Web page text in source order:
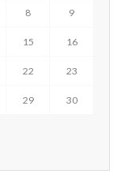
8 9
15 16
22 23
29 30